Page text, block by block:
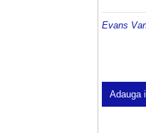
Evans
Adauga